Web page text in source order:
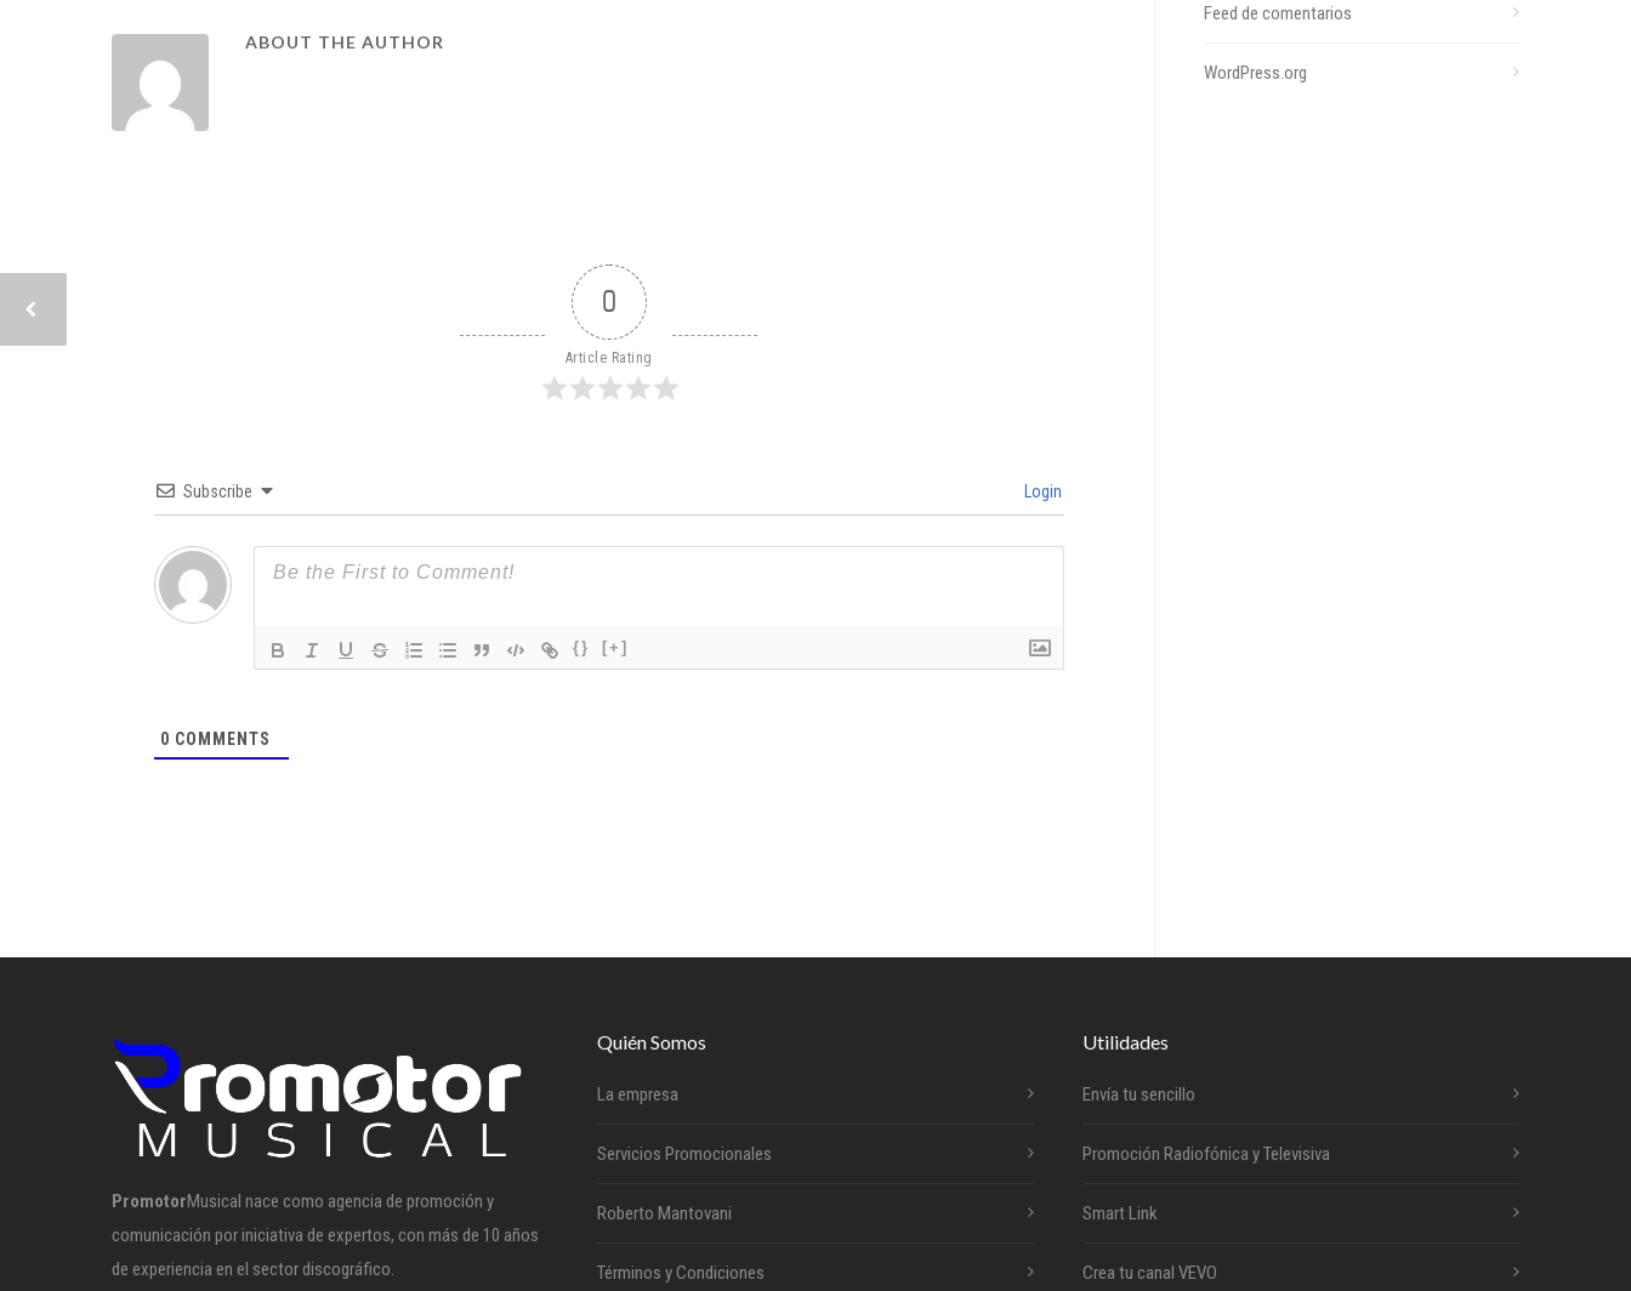
ABOUT THE AUTHOR
0
Article Rating
Subscribe Login
{} [+]
0 COMMENTS
Feed de comentarios
WordPress.org
PromotorMusical nace como agencia de promoción y
comunicación por iniciativa de expertos, con más de 10 años
de experiencia en el sector discográfico.
Quién Somos
La empresa
Servicios Promocionales
Roberto Mantovani
Términos y Condiciones
Utilidades
Envía tu sencillo
Promoción Radiofónica y Televisiva
Smart Link
Crea tu canal VEVO